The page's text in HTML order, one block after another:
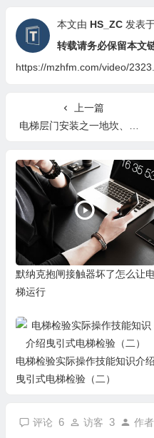
本文由 HS_ZC发表
转载请务必保留本文
https://mzhfm.com/video/
上一篇
电梯层门安装之一地坎、门套安装
默纳克抱闸接触器坏了怎么让
梯运行
电梯检验实际操作技能知识介绍
曳引式电梯检验（二）
评论 6 访客 3 作者